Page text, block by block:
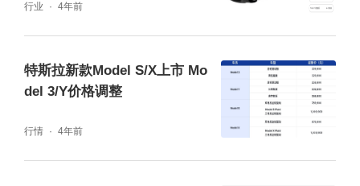
行业 4年前
特斯拉新款Model S/X上市 Mo
del 3/Y价格调整
行情 4年前